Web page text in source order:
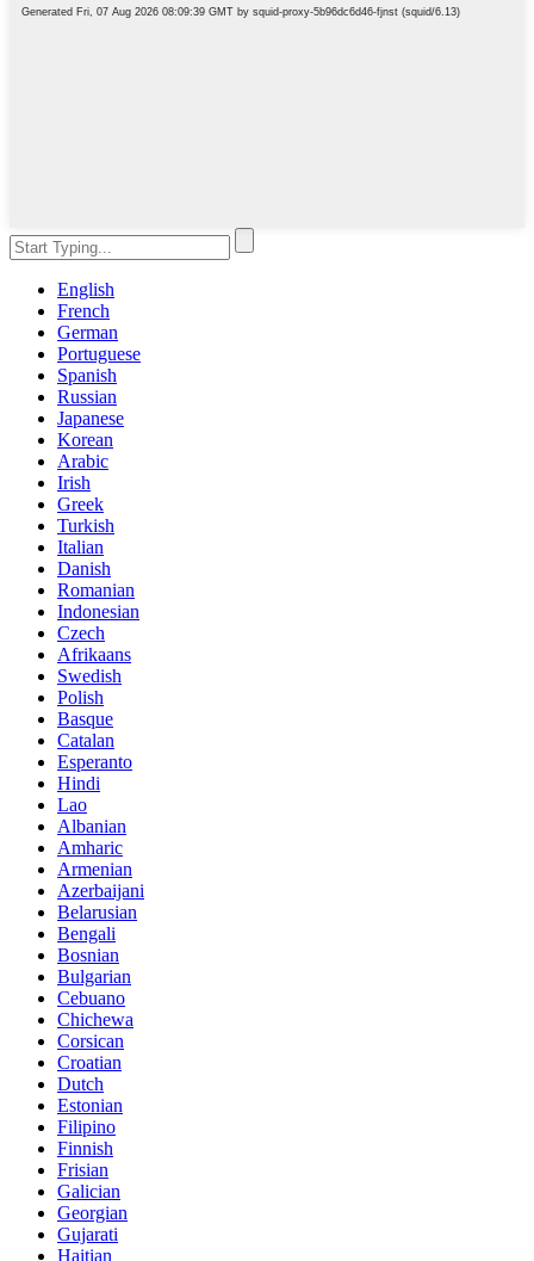
English
French
German
Portuguese
Spanish
Russian
Japanese
Korean
Arabic
Irish
Greek
Turkish
Italian
Danish
Romanian
Indonesian
Czech
Afrikaans
Swedish
Polish
Basque
Catalan
Esperanto
Hindi
Lao
Albanian
Amharic
Armenian
Azerbaijani
Belarusian
Bengali
Bosnian
Bulgarian
Cebuano
Chichewa
Corsican
Croatian
Dutch
Estonian
Filipino
Finnish
Frisian
Galician
Georgian
Gujarati
Haitian